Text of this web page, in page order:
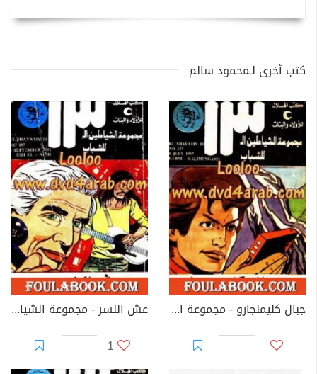
كتب أخرى لـمحمود سالم
جبال كليمنجارو - مجموعة الشياطين ال 13
عش النسر - مجموعة الشياطين ال 13
1